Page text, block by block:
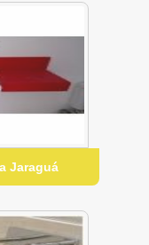
Jaraguá